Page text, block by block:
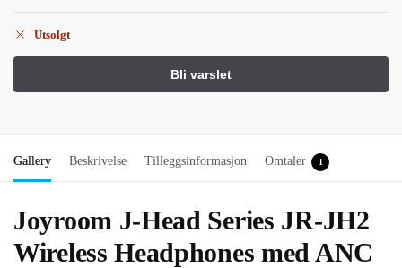
Utsolgt
Gallery Beskrivelse Tilleggsinformasjon Omtaler 1
Joyroom J-Head Series JR-JH2
Wireless Headphones med ANC